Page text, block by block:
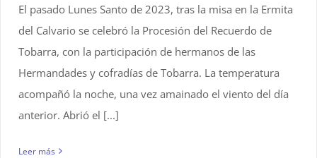
El pasado Lunes Santo de 2023, tras la misa en la Ermita
del Calvario se celebró la Procesión del Recuerdo de
Tobarra, con la participación de hermanos de las
Hermandades y cofradías de Tobarra. La temperatura
acompañó la noche, una vez amainado el viento del día
anterior. Abrió el [...]
Leer más